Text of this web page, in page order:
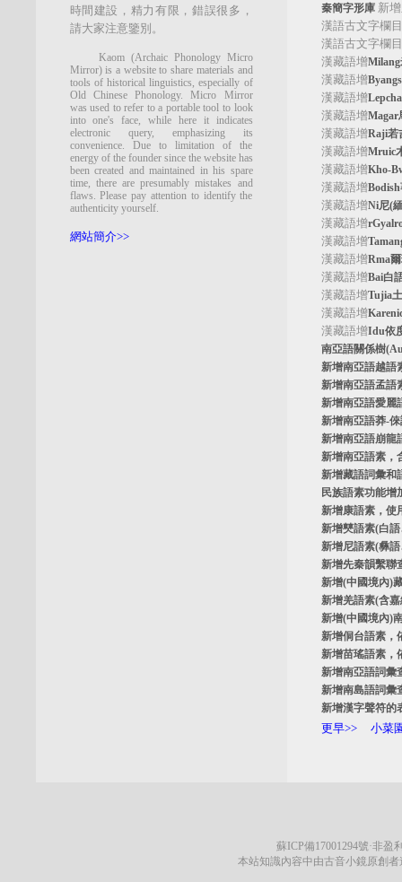
時間建設，精力有限，錯誤很多，
請大家注意鑒別。
Kaom (Archaic Phonology Micro
Mirror) is a website to share materials and
tools of historical linguistics, especially of
Old Chinese Phonology. Micro Mirror
was used to refer to a portable tool to look
into one's face, while here it indicates
electronic query, emphasizing its
convenience. Due to limitation of the
energy of the founder since the website has
been created and maintained in his spare
time, there are presumably mistakes and
flaws. Please pay attention to identify the
authenticity yourself.
網站簡介>>
秦簡字形庫新增
漢語古文字欄
漢語古文字欄
漢藏語增Milang
漢藏語增
漢藏語增
漢藏語增Magar
漢藏語增Raji若
漢藏語增Mruic
漢藏語增Kho-
漢藏語增
漢藏語增Ni尼(
漢藏語增
漢藏語增
漢藏語增Rma
漢藏語增Bai白
漢藏語增Tujia
漢藏語增
漢藏語增Idu依
南亞語關係樹
新增南亞語越語
新增南亞語孟語
新增南亞語愛麗
新增南亞語莽-倈
新增南亞語崩龍
新增南亞語素，
新增藏語詞彙和
民族語素功能
新增康語素，使
新增僰語素(白
新增尼語素(彝
新增先秦韻繫聯
新增(中國境內)
新增羌語素(含
新增(中國境內)
新增侗台語素，
新增苗瑤語素，
新增南亞語詞彙
新增南島語詞彙
新增漢字聲符的
更早>> 小菜
蘇ICP備17001294號·非盈
本站知識內容中由古音小鏡原創